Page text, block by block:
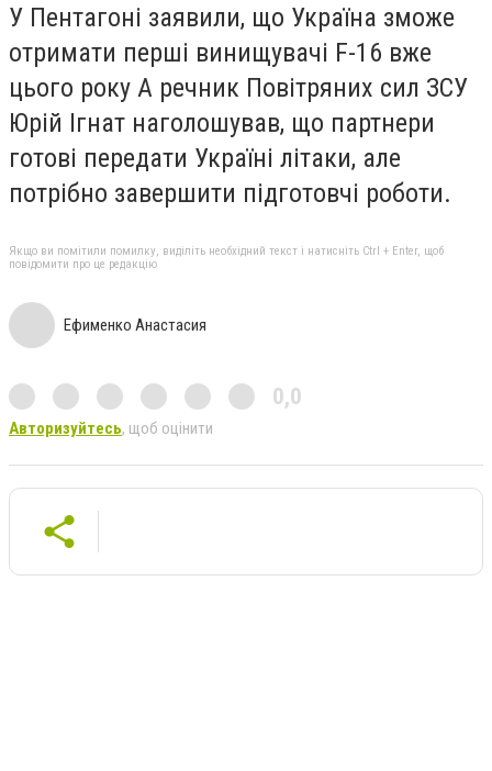
У Пентагоні заявили, що Україна зможе
отримати перші винищувачі F-16 вже
цього року А речник Повітряних сил ЗСУ
Юрій Ігнат наголошував, що партнери
готові передати Україні літаки, але
потрібно завершити підготовчі роботи.
Якщо ви помітили помилку, виділіть необхідний текст і натисніть Ctrl + Enter, щоб
повідомити про це редакцію
Ефименко Анастасия
0,0
Авторизуйтесь, щоб оцінити